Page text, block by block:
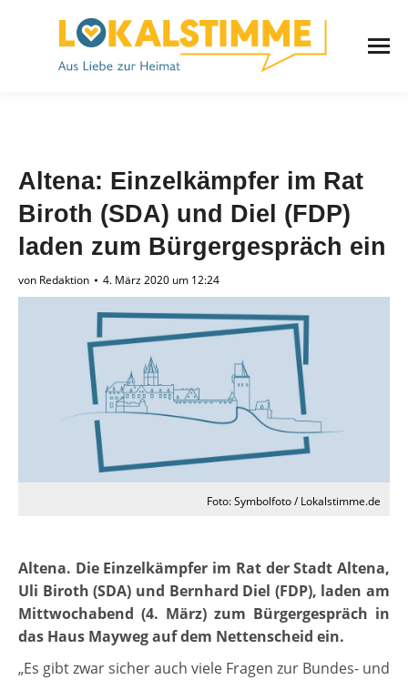
Altena: Einzelkämpfer im Rat
Biroth (SDA) und Diel (FDP)
laden zum Bürgergespräch ein
von Redaktion 4. März 2020 um 12:24
Foto: Symbolfoto / Lokalstimme.de
Altena. Die Einzelkämpfer im Rat der Stadt Altena,
Uli Biroth (SDA) und Bernhard Diel (FDP), laden am
Mittwochabend (4. März) zum Bürgergespräch in
das Haus Mayweg auf dem Nettenscheid ein.
„Es gibt zwar sicher auch viele Fragen zur Bundes- und